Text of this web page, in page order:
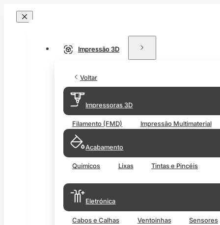
Impressão 3D
Voltar
Impressoras 3D
Filamento (FMD) Impressão Multimaterial
Acabamento
Químicos Lixas Tintas e Pincéis
Eletrónica
Cabos e Calhas Ventoinhas Sensores